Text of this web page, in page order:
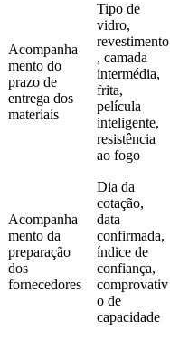
Acompanha
mento do
prazo de
entrega dos
materiais
Tipo de
vidro,
revestimento
, camada
intermédia,
frita,
película
inteligente,
resistência
ao fogo
Acompanha
mento da
preparação
dos
fornecedores
Dia da
cotação,
data
confirmada,
índice de
confiança,
comprovativ
o de
capacidade